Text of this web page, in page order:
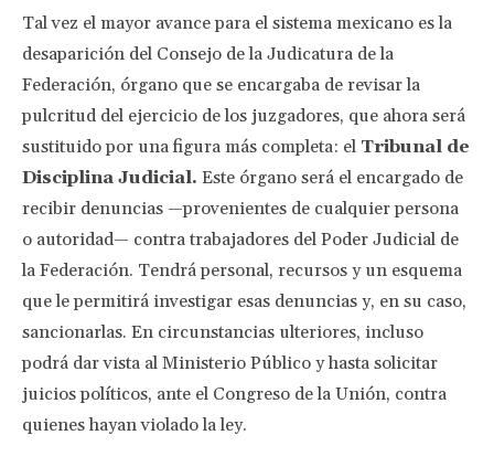
Tal vez el mayor avance para el sistema mexicano es la
desaparición del Consejo de la Judicatura de la
Federación, órgano que se encargaba de revisar la
pulcritud del ejercicio de los juzgadores, que ahora será
sustituido por una figura más completa: el Tribunal de
Disciplina Judicial. Este órgano será el encargado de
recibir denuncias —provenientes de cualquier persona
o autoridad— contra trabajadores del Poder Judicial de
la Federación. Tendrá personal, recursos y un esquema
que le permitirá investigar esas denuncias y, en su caso,
sancionarlas. En circunstancias ulteriores, incluso
podrá dar vista al Ministerio Público y hasta solicitar
juicios políticos, ante el Congreso de la Unión, contra
quienes hayan violado la ley.